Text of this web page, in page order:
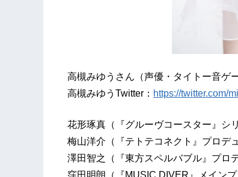
高槻みゆうさん（声優・タイトー音ゲ
高槻みゆうTwitter： https://twitter.com/
花形琢真（『グルーヴコースター』シ
梅山洋介（『テトテコネクト』プロデ
澤田智之（『東方スペルバブル』プロ
窪田明朗（『MUSIC DIVER』メインプ